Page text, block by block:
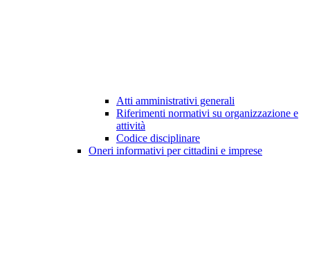
Atti amministrativi generali
Riferimenti normativi su organizzazione e
attività
Codice disciplinare
Oneri informativi per cittadini e imprese